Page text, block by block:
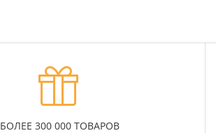
БОЛЕЕ 300 000 ТОВАРОВ